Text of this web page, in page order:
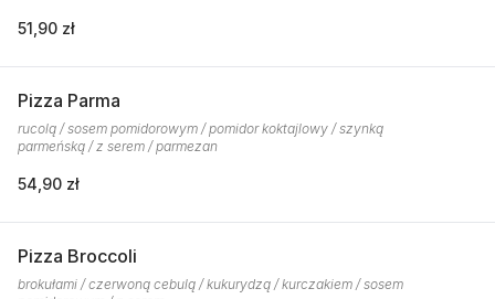
51,90 zł
Pizza Parma
rucolą / sosem pomidorowym / pomidor koktajlowy / szynką
parmeńską / z serem / parmezan
54,90 zł
Pizza Broccoli
brokułami / czerwoną cebulą / kukurydzą / kurczakiem / sosem